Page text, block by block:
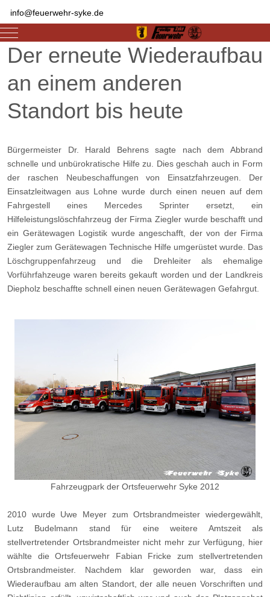
info@feuerwehr-syke.de
Mobile Menu Toggle
Der erneute Wiederaufbau
an einem anderen
Standort bis heute
Bürgermeister Dr. Harald Behrens sagte nach dem Abbrand
schnelle und unbürokratische Hilfe zu. Dies geschah auch in Form
der raschen Neubeschaffungen von Einsatzfahrzeugen. Der
Einsatzleitwagen aus Lohne wurde durch einen neuen auf dem
Fahrgestell eines Mercedes Sprinter ersetzt, ein
Hilfeleistungslöschfahrzeug der Firma Ziegler wurde beschafft und
ein Gerätewagen Logistik wurde angeschafft, der von der Firma
Ziegler zum Gerätewagen Technische Hilfe umgerüstet wurde. Das
Löschgruppenfahrzeug und die Drehleiter als ehemalige
Vorführfahzeuge waren bereits gekauft worden und der Landkreis
Diepholz beschaffte schnell einen neuen Gerätewagen Gefahrgut.
Fahrzeugpark der Ortsfeuerwehr Syke 2012
2010 wurde Uwe Meyer zum Ortsbrandmeister wiedergewählt,
Lutz Budelmann stand für eine weitere Amtszeit als
stellvertretender Ortsbrandmeister nicht mehr zur Verfügung, hier
wählte die Ortsfeuerwehr Fabian Fricke zum stellvertretenden
Ortsbrandmeister. Nachdem klar geworden war, dass ein
Wiederaufbau am alten Standort, der alle neuen Vorschriften und